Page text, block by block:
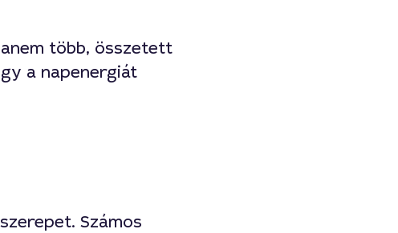
több, összetett
a napenergiát
Számos